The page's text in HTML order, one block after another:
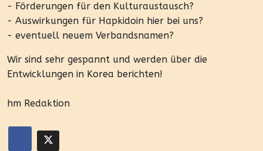
- Förderungen für den Kulturaustausch?
- Auswirkungen für Hapkidoin hier bei uns?
- eventuell neuem Verbandsnamen?
Wir sind sehr gespannt und werden über die
Entwicklungen in Korea berichten!
hm Redaktion